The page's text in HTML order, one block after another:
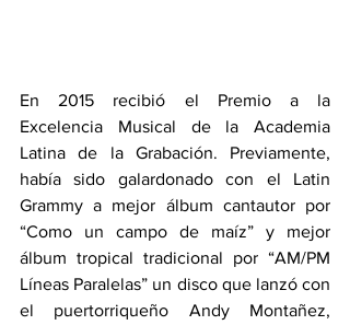
En 2015 recibió el Premio a la
Excelencia Musical de la Academia
Latina de la Grabación. Previamente,
había sido galardonado con el Latin
Grammy a mejor álbum cantautor por
“Como un campo de maíz” y mejor
álbum tropical tradicional por “AM/PM
Líneas Paralelas” un disco que lanzó con
el puertorriqueño Andy Montañez,